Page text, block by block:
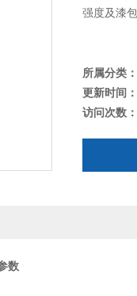
强度及漆
所属分类：
更新时间：
访问次数：
数